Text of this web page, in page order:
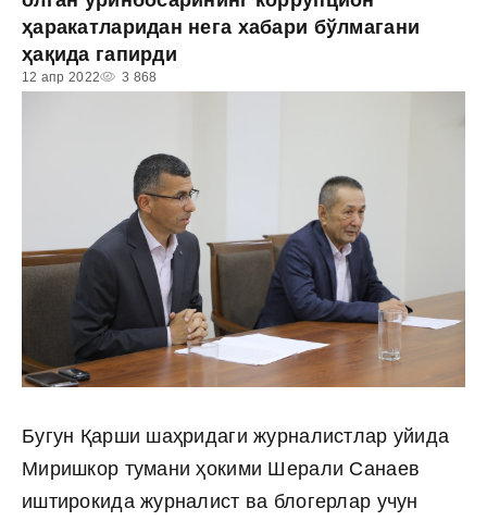
ҳаракатларидан нега хабари бўлмагани
ҳақида гапирди
12 апр 2022 3 868
Бугун Қарши шаҳридаги журналистлар уйида
Миришкор тумани ҳокими Шерали Санаев
иштирокида журналист ва блогерлар учун